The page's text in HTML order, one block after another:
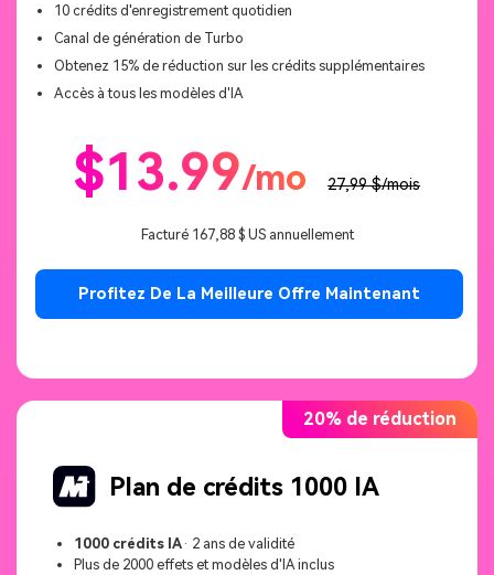
10 crédits d'enregistrement quotidien
Canal de génération de Turbo
Obtenez 15% de réduction sur les crédits supplémentaires
Accès à tous les modèles d'IA
$13.99/mo 27,99 $/mois
Facturé 167,88 $ US annuellement
Profitez De La Meilleure Offre Maintenant
20% de réduction
Plan de crédits 1000 IA
1000 crédits IA · 2 ans de validité
Plus de 2000 effets et modèles d'IA inclus